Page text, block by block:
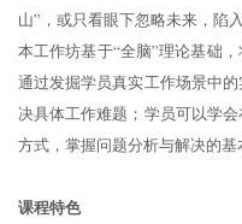
山”，或只看眼下忽略未来，陷
本工作坊基于“全脑”理论基础
通过发掘学员真实工作场景中
决具体工作难题；学员可以学
方式，掌握问题分析与解决的基
课程特色